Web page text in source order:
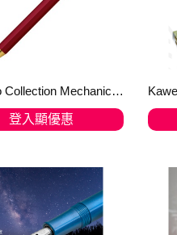
Kaweco Collection Mechanical Pencil Special Red 0.5mm 限量版鉛芯筆
登入顯優惠